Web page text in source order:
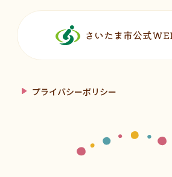
さいたま市公式
プライバシーポリシー